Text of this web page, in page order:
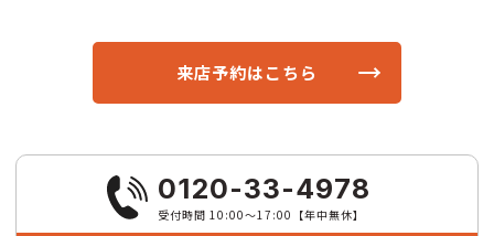
来店予約はこちら
0120-33-4978
受付時間 10:00〜17:00【年中無休】